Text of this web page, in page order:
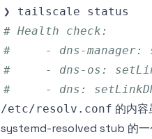
# Health check:
#     - dns-manager:
#     - dns-os:
#     - dns:
/etc/resolv.conf 的内容
systemd-resolved stub 的一